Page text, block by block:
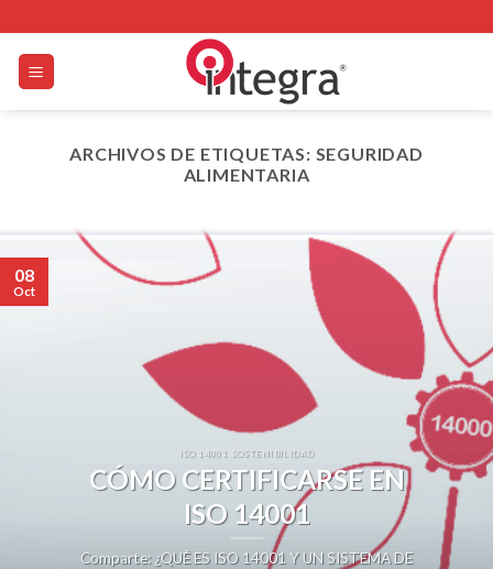
to
content
ARCHIVOS DE ETIQUETAS: SEGURIDAD
ALIMENTARIA
ISO 14001 SOSTENIBILIDAD
CÓMO CERTIFICARSE EN
ISO 14001
Comparte: ¿QUÉ ES ISO 14001 Y UN SISTEMA DE
08
Oct